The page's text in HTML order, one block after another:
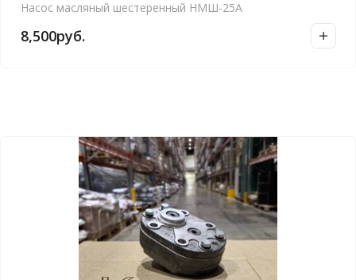
Насос масляный шестеренный НМШ-25А
8,500руб.